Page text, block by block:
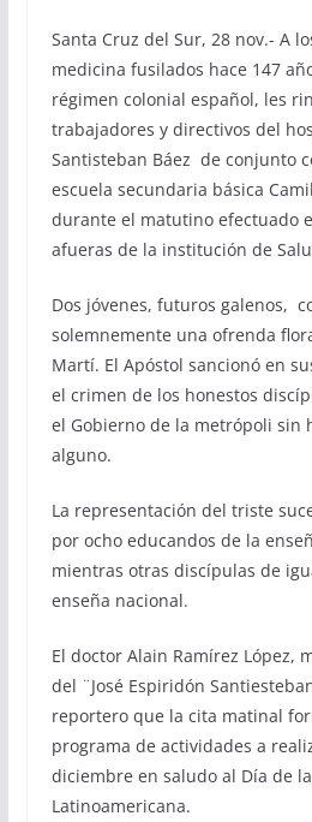
Santa Cruz del Sur, 28 nov.- A
medicina fusilados hace 147
régimen colonial español, les
trabajadores y directivos del
Santisteban Báez de conjunto
escuela secundaria básica
durante el matutino efectuado
afueras de la institución de
Dos jóvenes, futuros galenos,
solemnemente una ofrenda
Martí. El Apóstol sancionó en
el crimen de los honestos
el Gobierno de la metrópoli sin
alguno.
La representación del triste
por ocho educandos de la
mientras otras discípulas de
enseña nacional.
El doctor Alain Ramírez López,
del ¨José Espiridón
reportero que la cita matinal
programa de actividades a
diciembre en saludo al Día de
Latinoamericana.